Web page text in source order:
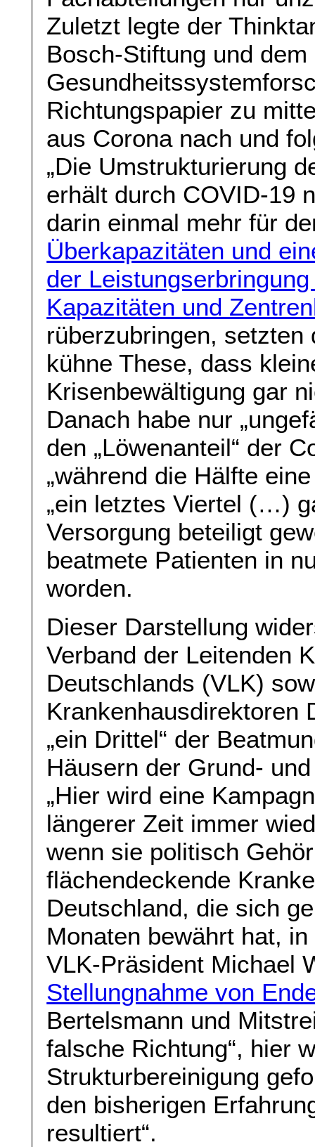
Zuletzt legte der
Bosch-Stiftung und
Richtungspapier zu
aus Corona nach und
„Die Umstrukturierung
erhält durch COVID-19
darin einmal mehr für
Überkapazitäten und
der
Kapazitäten und
rüberzubringen,
kühne These, dass
Krisenbewältigung gar
Danach habe nur
den „Löwenanteil“ der
„während die Hälfte
„ein letztes Viertel (…)
Versorgung beteiligt
beatmete Patienten in
worden.
Dieser Darstellung
Verband der Leitenden
Deutschlands (VLK)
Krankenhausdirektoren
„ein Drittel“ der
Häusern der Grund-
„Hier wird eine
längerer Zeit immer
wenn sie politisch
flächendeckende
Deutschland, die sich
Monaten bewährt hat,
VLK-Präsident Michael
Stellungnahme von
Bertelsmann und
falsche Richtung“, hier
Strukturbereinigung
den bisherigen
resultiert“.